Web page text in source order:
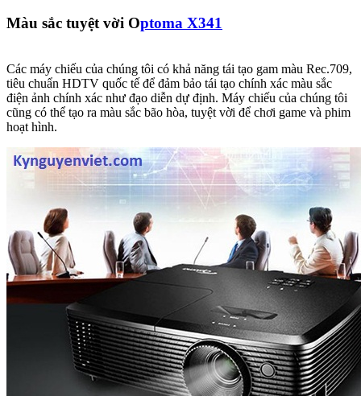
Màu sắc tuyệt vời Optoma X341
Các máy chiếu của chúng tôi có khả năng tái tạo gam màu Rec.709,
tiêu chuẩn HDTV quốc tế để đảm bảo tái tạo chính xác màu sắc
điện ảnh chính xác như đạo diễn dự định. Máy chiếu của chúng tôi
cũng có thể tạo ra màu sắc bão hòa, tuyệt vời để chơi game và phim
hoạt hình.